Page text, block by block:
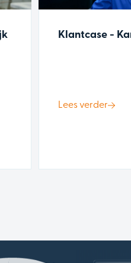
Klantcase -
Lees verder